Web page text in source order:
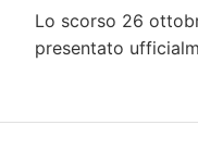
Lo scorso 26
presentato